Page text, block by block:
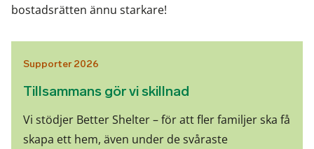
Supporter 2026
Tillsammans gör vi skillnad
Vi stödjer Better Shelter – för att fler familjer ska få
skapa ett hem, även under de svåraste
bostadsrätten ännu starkare!